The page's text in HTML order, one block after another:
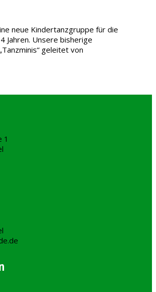
neue Kindertanzgruppe für die
Jahren. Unsere bisherige
geleitet von
1